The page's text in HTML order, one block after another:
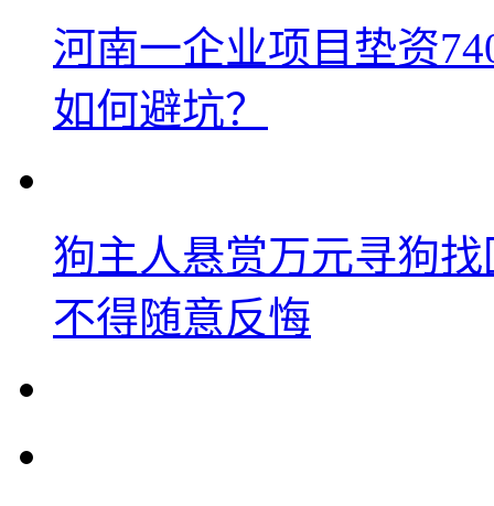
河南一企业项目垫资
如何避坑？
狗主人悬赏万元寻狗
不得随意反悔